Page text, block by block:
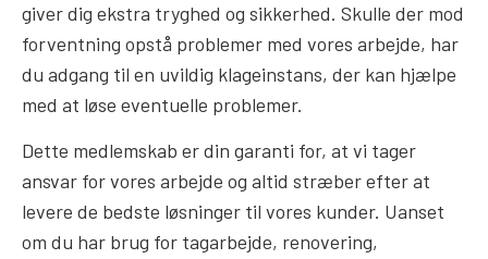
giver dig ekstra tryghed og sikkerhed. Skulle der mod
forventning opstå problemer med vores arbejde, har
du adgang til en uvildig klageinstans, der kan hjælpe
med at løse eventuelle problemer.
Dette medlemskab er din garanti for, at vi tager
ansvar for vores arbejde og altid stræber efter at
levere de bedste løsninger til vores kunder. Uanset
om du har brug for tagarbejde, renovering,